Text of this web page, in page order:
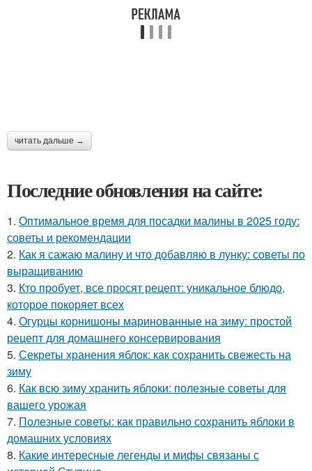
читать дальше →
Последние обновления на сайте:
1. Оптимальное время для посадки малины в 2025 году:
советы и рекомендации
2. Как я сажаю малину и что добавляю в лунку: советы по
выращиванию
3. Кто пробует, все просят рецепт: уникальное блюдо,
которое покоряет всех
4. Огурцы корнишоны маринованные на зиму: простой
рецепт для домашнего консервирования
5. Секреты хранения яблок: как сохранить свежесть на
зиму
6. Как всю зиму хранить яблоки: полезные советы для
вашего урожая
7. Полезные советы: как правильно сохранить яблоки в
домашних условиях
8. Какие интересные легенды и мифы связаны с